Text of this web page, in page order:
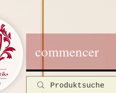
commencer